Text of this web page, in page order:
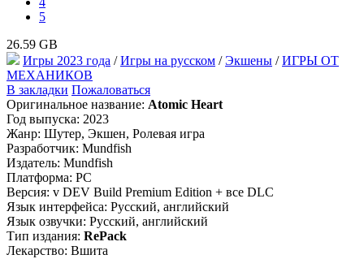
5
26.59 GB
Игры 2023 года /Игры на русском /Экшены /ИГРЫ ОТ
МЕХАНИКОВ
В закладки Пожаловаться
Оригинальное название: Atomic Heart
Год выпуска: 2023
Жанр: Шутер, Экшен, Ролевая игра
Разработчик: Mundfish
Издатель: Mundfish
Платформа: PC
Версия: v DEV Build Premium Edition + все DLC
Язык интерфейса: Русский, английский
Язык озвучки: Русский, английский
Тип издания: RePack
Лекарство: Вшита